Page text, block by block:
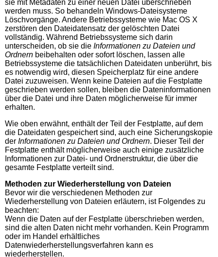
sie mit Metadaten zu einer neuen Datei überschrieben
werden muss. So behandeln Windows-Dateisysteme
Löschvorgänge. Andere Betriebssysteme wie Mac OS X
zerstören den Dateidatensatz der gelöschten Datei
vollständig. Während Betriebssysteme sich darin
unterscheiden, ob sie die Informationen zu Dateien und
Ordnern beibehalten oder sofort löschen, lassen alle
Betriebssysteme die tatsächlichen Dateidaten unberührt, bis
es notwendig wird, diesen Speicherplatz für eine andere
Datei zuzuweisen. Wenn keine Dateien auf die Festplatte
geschrieben werden sollen, bleiben die Dateninformationen
über die Datei und ihre Daten möglicherweise für immer
erhalten.
Wie oben erwähnt, enthält der Teil der Festplatte, auf dem
die Dateidaten gespeichert sind, auch eine Sicherungskopie
der Informationen zu Dateien und Ordnern. Dieser Teil der
Festplatte enthält möglicherweise auch einige zusätzliche
Informationen zur Datei- und Ordnerstruktur, die über die
gesamte Festplatte verteilt sind.
Methoden zur Wiederherstellung von Dateien
Bevor wir die verschiedenen Methoden zur
Wiederherstellung von Dateien erläutern, ist Folgendes zu
beachten:
Wenn die Daten auf der Festplatte überschrieben werden,
sind die alten Daten nicht mehr vorhanden. Kein Programm
oder im Handel erhältliches
Datenwiederherstellungsverfahren kann es
wiederherstellen.